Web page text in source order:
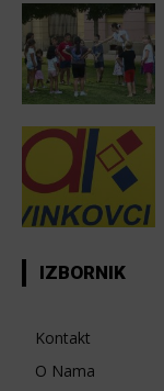
IZBORNIK
Kontakt
O Nama